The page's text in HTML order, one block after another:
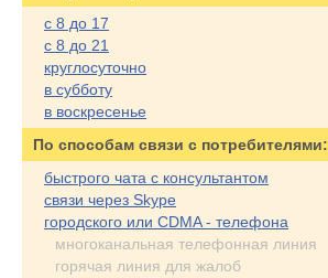
с 8 до 17
с 8 до 21
круглосуточно
в субботу
в воскресенье
По cпособам связи с потребителями:
быстрого чата с консультантом
связи через Skype
городского или CDMA - телефона
многоканальная телефонная линия
горячая линия для жалоб